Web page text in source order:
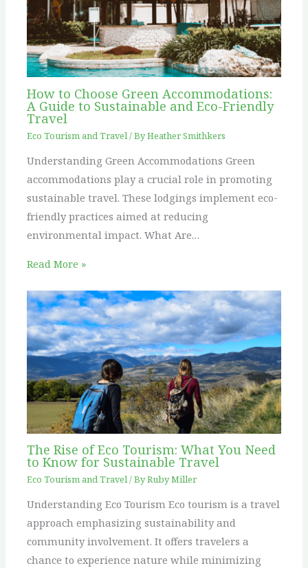
How to Choose Green Accommodations:
A Guide to Sustainable and Eco-Friendly
Travel
Eco Tourism and Travel/ ByHeather Smithkers
Understanding Green Accommodations Green
accommodations play a crucial role in promoting
sustainable travel. These lodgings implement eco-
friendly practices aimed at reducing
environmental impact. What Are…
Read More »
The Rise of Eco Tourism: What You Need
to Know for Sustainable Travel
Eco Tourism and Travel/ ByRuby Miller
Understanding Eco Tourism Eco tourism is a travel
approach emphasizing sustainability and
community involvement. It offers travelers a
chance to experience nature while minimizing